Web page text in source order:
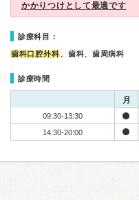
かかりつけとして最適です
診療科目：
歯科口腔外科、歯科、歯周病科
診療時間
月
09:30-13:30
14:30-20:00